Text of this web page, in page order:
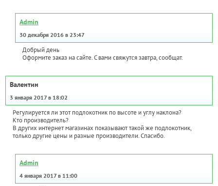
Admin
30 декабря 2016 в 23:47
Добрый день
Оформите заказ на сайте. С вами свяжутся завтра, сообщат.
Валентин
3 января 2017 в 18:02
Регулируется ли этот подлокотник по высоте и углу наклона?
Кто производитель?
В других интернет магазинах показывают такой же подлокотник,
только другие цены и разные производители. Спасибо.
Admin
4 января 2017 в 11:00